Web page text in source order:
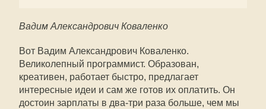
Вадим Александрович Коваленко
Вот Вадим Александрович Коваленко.
Великолепный программист. Образован,
креативен, работает быстро, предлагает
интересные идеи и сам же готов их оплатить. Он
достоин зарплаты в два-три раза больше, чем мы